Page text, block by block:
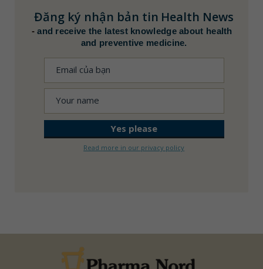
Đăng ký nhận bản tin Health News
-and receive the latest knowledge about health
and preventive medicine.
Read more in our privacy policy